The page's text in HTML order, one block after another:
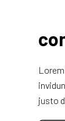
justo